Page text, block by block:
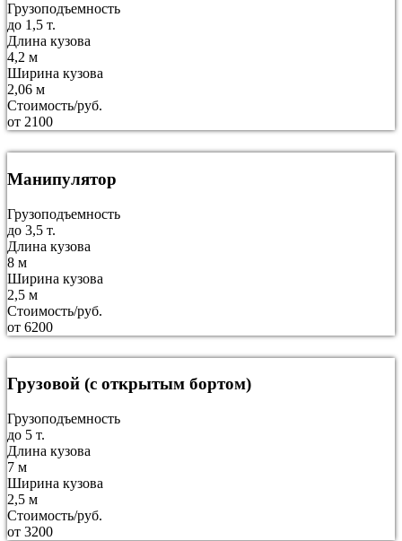
Грузоподъемность
до 1,5 т.
Длина кузова
4,2 м
Ширина кузова
2,06 м
Стоимость/руб.
от 2100
Манипулятор
Грузоподъемность
до 3,5 т.
Длина кузова
8 м
Ширина кузова
2,5 м
Стоимость/руб.
от 6200
Грузовой (с открытым бортом)
Грузоподъемность
до 5 т.
Длина кузова
7 м
Ширина кузова
2,5 м
Стоимость/руб.
от 3200